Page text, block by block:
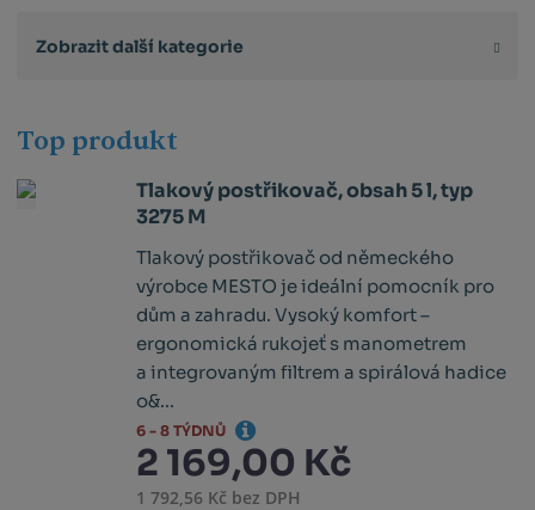
Zobrazit další kategorie
Top produkt
Tlakový postřikovač, obsah 5 l, typ
3275 M
Tlakový postřikovač od německého
výrobce MESTO je ideální pomocník pro
dům a zahradu. Vysoký komfort –
ergonomická rukojeť s manometrem
a integrovaným filtrem a spirálová hadice
o&...
6 - 8 TÝDNŮ
2 169,00 Kč
1 792,56 Kč bez DPH